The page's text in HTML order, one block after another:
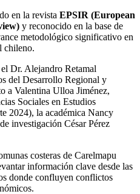
en la revista EPSIR (European
y reconocido en la base de
metodológico significativo en
chileno.
Dr. Alejandro Retamal
del Desarrollo Regional y
a Valentina Ulloa Jiménez,
Sociales en Estudios
2024), la académica Nancy
investigación César Pérez
costeras de Carelmapu
información clave desde las
donde confluyen conflictos